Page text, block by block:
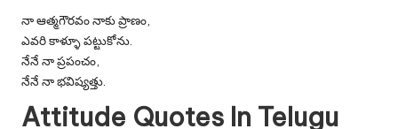
నా ఆత్మగౌరవం నాకు ప్రాణం,
ఎవరి కాళ్ళూ పట్టుకోను.
నేనే నా ప్రపంచం,
నేనే నా భవిష్యత్తు.
Attitude Quotes In Telugu